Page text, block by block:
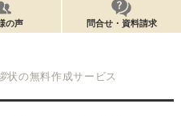
の声 問合せ・資料請求
の無料作成サービス